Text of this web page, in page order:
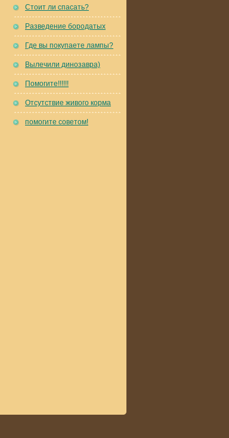
Стоит ли спасать?
Разведение бородатых
Где вы покупаете лампы?
Вылечили динозавра)
Помогите!!!!!!
Отсутствие живого корма
помогите советом!